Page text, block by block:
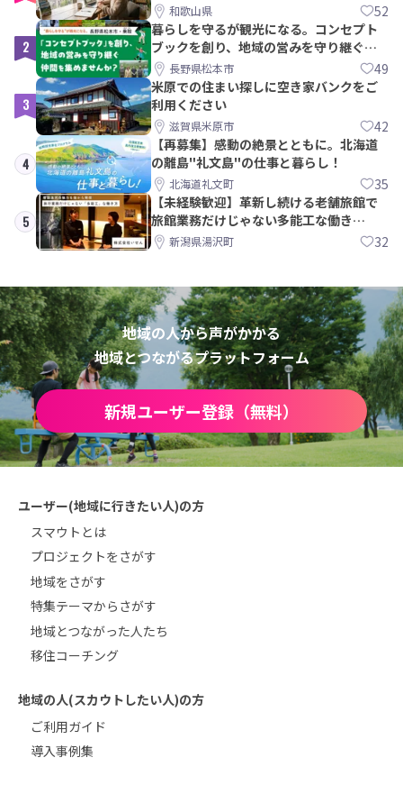
和歌山県 52
2
暮らしを守るが観光になる。コンセプト
ブックを創り、地域の営みを守り継ぐ仲
間を集めませんか？
長野県松本市 49
3
米原での住まい探しに空き家バンクをご
利用ください
滋賀県米原市 42
4
【再募集】感動の絶景とともに。北海道
の離島"礼文島"の仕事と暮らし！
北海道礼文町 35
5
【未経験歓迎】革新し続ける老舗旅館で
旅館業務だけじゃない多能工な働き
方。 株式会社いせん
新潟県湯沢町 32
地域の人から声がかかる
地域とつながるプラットフォーム
新規ユーザー登録（無料）
ユーザー(地域に行きたい人)の方
スマウトとは
プロジェクトをさがす
地域をさがす
特集テーマからさがす
地域とつながった人たち
移住コーチング
地域の人(スカウトしたい人)の方
ご利用ガイド
導入事例集